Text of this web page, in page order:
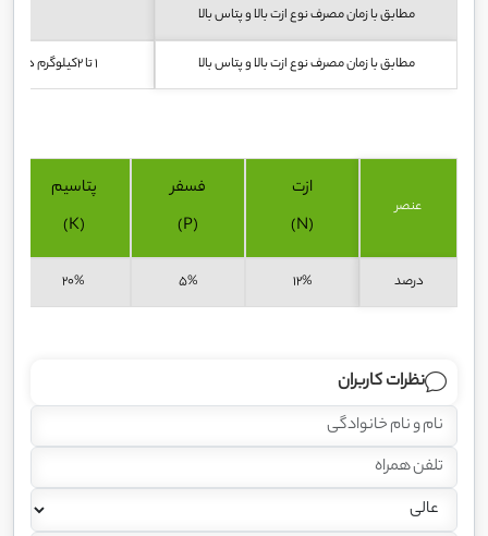
مطابق با زمان مصرف نوع ازت بالا و پتاس بالا
مطابق با زمان مصرف نوع ازت بالا و پتاس بالا 1 تا 2کیلوگرم در 1000 لیتر برای هر هکتار
عنصر
ازت
(N)
فسفر
(P)
پتاسیم
(K)
درصد 12%
5%
20%
نظرات کاربران